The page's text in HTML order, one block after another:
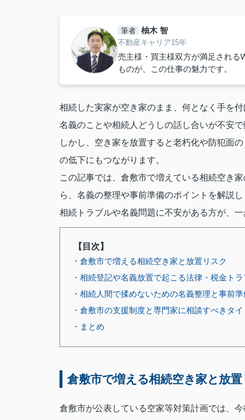
筆者 柚木 智
不動産キャリア15年
売主様・買主様双方が満足される
ものが、この仕事の魅力です。
相続した実家が空き家のまま、何となく手を
名義のことや相続人どうしの話し合いが不安
しかし、空き家を放置すると老朽化や防犯面
の低下にもつながります。
この記事では、倉敷市で増えている相続空き
ら、名義の整理や事前準備のポイントを解説し
相続トラブルや名義問題に不安がある方が、
【目次】
・倉敷市で増える相続空き家と放置リスク
・相続登記や名義放置で起こる法律・税金ト
・相続人間で揉めないための名義整理と事前準
・倉敷市の支援制度と専門家に相談すべきタ
・まとめ
倉敷市で増える相続空き家と放置
倉敷市が公表している空家等対策計画では、